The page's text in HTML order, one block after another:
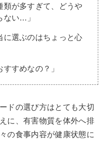
類が多すぎて、どうや
ない…」
に選ぶのはちょっと心
すすめなの？」
ドの選び方はとても大切
に、有害物質を体外へ排
の食事内容が健康状態に